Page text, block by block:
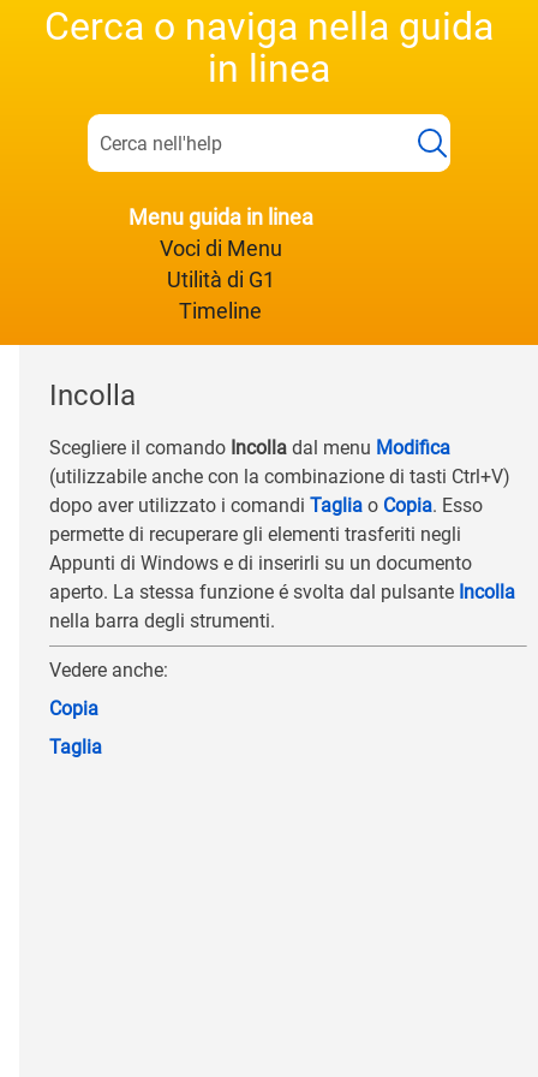
Cerca o naviga nella guida
in linea
Menu guida in linea
Voci di Menu
Utilità di G1
Timeline
Incolla
Scegliere il comando Incolla dal menu Modifica
(utilizzabile anche con la combinazione di tasti Ctrl+V)
dopo aver utilizzato i comandi Taglia o Copia. Esso
permette di recuperare gli elementi trasferiti negli
Appunti di Windows e di inserirli su un documento
aperto. La stessa funzione é svolta dal pulsante Incolla
nella barra degli strumenti.
Vedere anche:
Copia
Taglia